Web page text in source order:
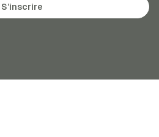
S’inscrire